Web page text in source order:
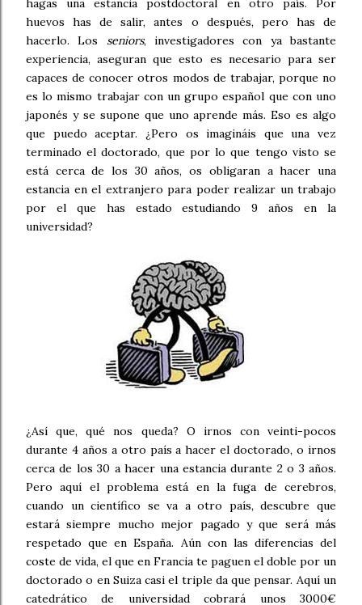
hagas una estancia postdoctoral en otro país. Por
huevos has de salir, antes o después, pero has de
hacerlo. Los seniors, investigadores con ya bastante
experiencia, aseguran que esto es necesario para ser
capaces de conocer otros modos de trabajar, porque no
es lo mismo trabajar con un grupo español que con uno
japonés y se supone que uno aprende más. Eso es algo
que puedo aceptar. ¿Pero os imagináis que una vez
terminado el doctorado, que por lo que tengo visto se
está cerca de los 30 años, os obligaran a hacer una
estancia en el extranjero para poder realizar un trabajo
por el que has estado estudiando 9 años en la
universidad?
¿Así que, qué nos queda? O irnos con veinti-pocos
durante 4 años a otro país a hacer el doctorado, o irnos
cerca de los 30 a hacer una estancia durante 2 o 3 años.
Pero aquí el problema está en la fuga de cerebros,
cuando un científico se va a otro país, descubre que
estará siempre mucho mejor pagado y que será más
respetado que en España. Aún con las diferencias del
coste de vida, el que en Francia te paguen el doble por un
doctorado o en Suiza casi el triple da que pensar. Aquí un
catedrático de universidad cobrará unos 3000€